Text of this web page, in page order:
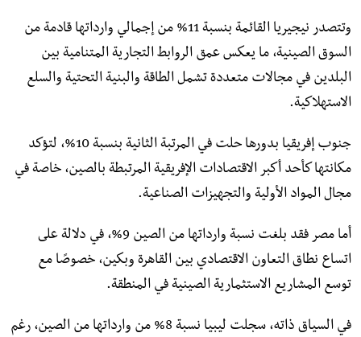
وتتصدر نيجيريا القائمة بنسبة 11% من إجمالي وارداتها قادمة من
السوق الصينية، ما يعكس عمق الروابط التجارية المتنامية بين
البلدين في مجالات متعددة تشمل الطاقة والبنية التحتية والسلع
الاستهلاكية.
جنوب إفريقيا بدورها حلت في المرتبة الثانية بنسبة 10%، لتؤكد
مكانتها كأحد أكبر الاقتصادات الإفريقية المرتبطة بالصين، خاصة في
مجال المواد الأولية والتجهيزات الصناعية.
أما مصر فقد بلغت نسبة وارداتها من الصين 9%، في دلالة على
اتساع نطاق التعاون الاقتصادي بين القاهرة وبكين، خصوصًا مع
توسع المشاريع الاستثمارية الصينية في المنطقة.
في السياق ذاته، سجلت ليبيا نسبة 8% من وارداتها من الصين، رغم